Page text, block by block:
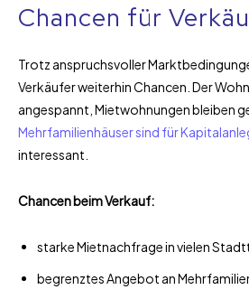
Chancen für
Trotz anspruchsvoller
Verkäufer weiterhin Chancen. Der
angespannt, Mietwohnungen bleiben
Mehrfamilienhäuser sind für
interessant.
Chancen beim Verkauf:
starke Mietnachfrage in vielen
begrenztes Angebot an